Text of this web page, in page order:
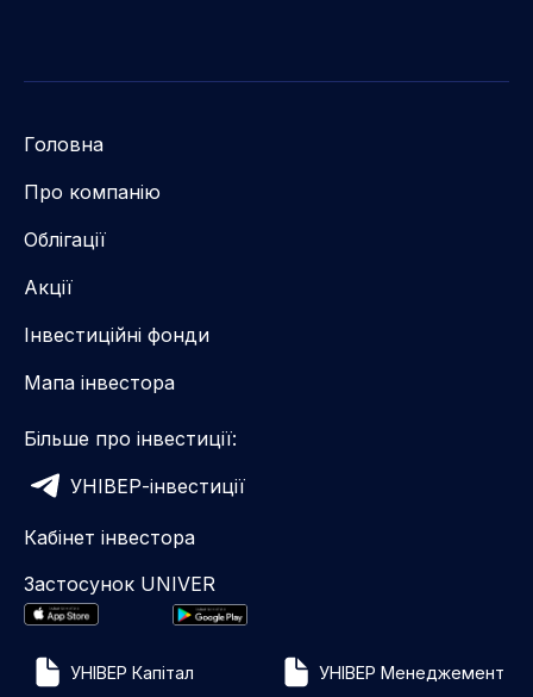
Головна
Про компанію
Облігації
Акції
Інвестиційні фонди
Мапа інвестора
Більше про інвестиції:
УНІВЕР-інвестиції
Кабінет інвестора
Застосунок UNIVER
УНІВЕР Капітал
УНІВЕР Менеджемент